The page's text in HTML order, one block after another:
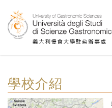
學校介紹